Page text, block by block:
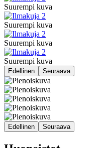
Suurempi kuva
Suurempi kuva
Suurempi kuva
Suurempi kuva
Edellinen Seuraava
Edellinen Seuraava